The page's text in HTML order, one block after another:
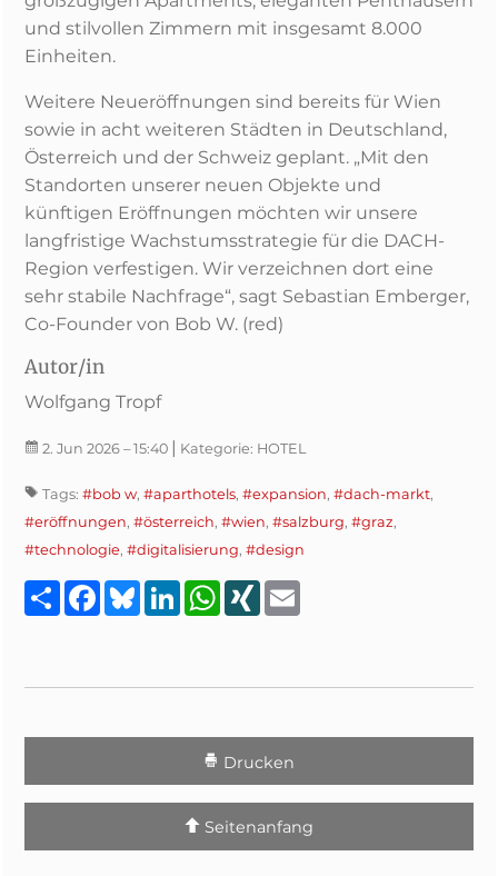
und stilvollen Zimmern mit insgesamt 8.000
Einheiten.
Weitere Neueröffnungen sind bereits für Wien
sowie in acht weiteren Städten in Deutschland,
Österreich und der Schweiz geplant. „Mit den
Standorten unserer neuen Objekte und
künftigen Eröffnungen möchten wir unsere
langfristige Wachstumsstrategie für die DACH-
Region verfestigen. Wir verzeichnen dort eine
sehr stabile Nachfrage“, sagt Sebastian Emberger,
Co-Founder von Bob W. (red)
Autor/in
Wolfgang Tropf
2. Jun 2026 – 15:40 | Kategorie: HOTEL
Tags: #bob w, #aparthotels, #expansion, #dach-markt,
#eröffnungen, #österreich, #wien, #salzburg, #graz,
#technologie, #digitalisierung, #design
TeilenFacebook
BlueskyLinkedInWhatsApp
XING
Drucken
Seitenanfang